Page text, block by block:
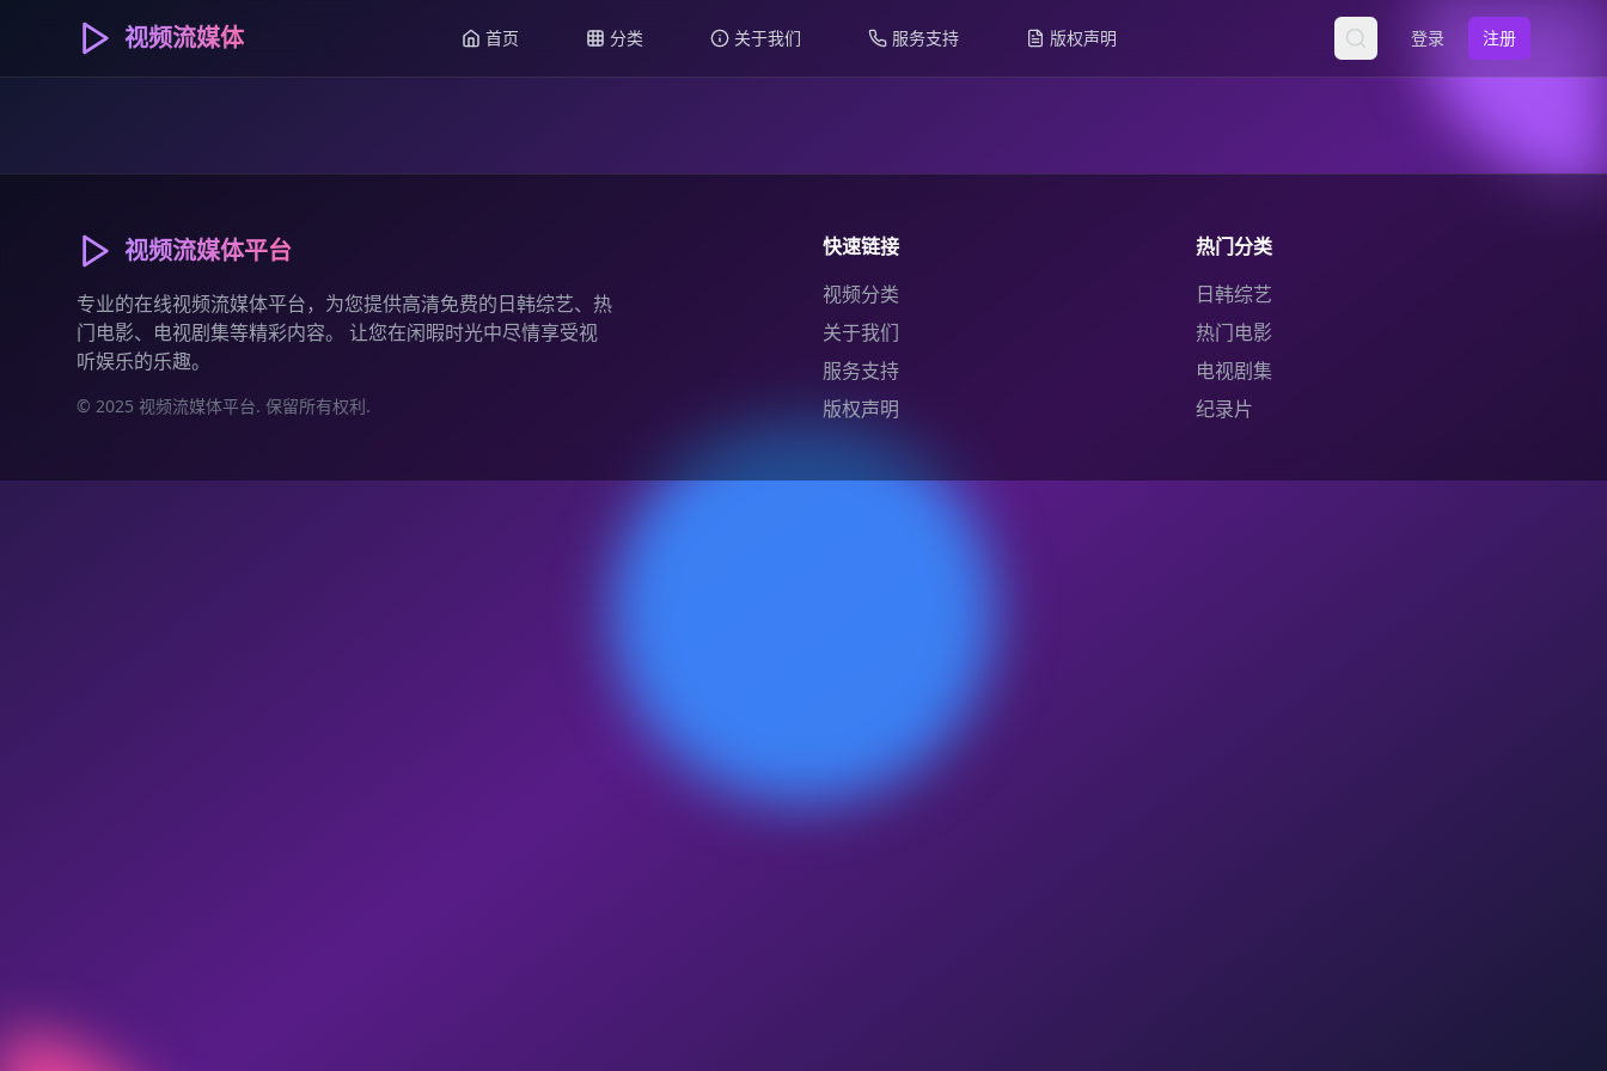
视频流媒体 首页 分类 关于我们 服务支持 版权声明 登录 注册
视频流媒体平台
专业的在线视频流媒体平台，为您提供高清免费的日韩综艺、热
门电影、电视剧集等精彩内容。 让您在闲暇时光中尽情享受视
听娱乐的乐趣。
© 2025 视频流媒体平台. 保留所有权利.
快速链接
视频分类
关于我们
服务支持
版权声明
热门分类
日韩综艺
热门电影
电视剧集
纪录片